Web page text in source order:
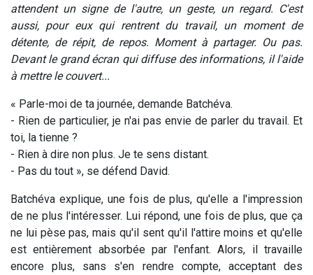
attendent un signe de l'autre, un geste, un regard. C'est
aussi, pour eux qui rentrent du travail, un moment de
détente, de répit, de repos. Moment à partager. Ou pas.
Devant le grand écran qui diffuse des informations, il l'aide
à mettre le couvert...
« Parle-moi de ta journée, demande Batchéva.
- Rien de particulier, je n'ai pas envie de parler du travail. Et
toi, la tienne ?
- Rien à dire non plus. Je te sens distant.
- Pas du tout », se défend David.
Batchéva explique, une fois de plus, qu'elle a l'impression
de ne plus l'intéresser. Lui répond, une fois de plus, que ça
ne lui pèse pas, mais qu'il sent qu'il l'attire moins et qu'elle
est entièrement absorbée par l'enfant. Alors, il travaille
encore plus, sans s'en rendre compte, acceptant des